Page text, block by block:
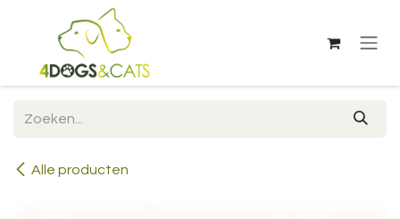
Overslaan naar inhoud
Alle producten